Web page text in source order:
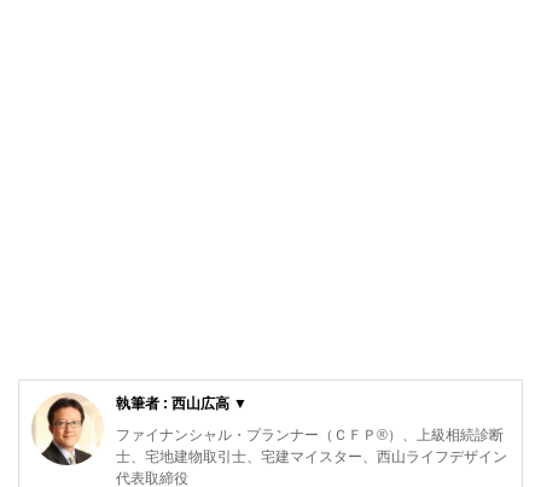
執筆者 : 西山広高 ▼
ファイナンシャル・プランナー（ＣＦＰ®）、上級相続診断
士、宅地建物取引士、宅建マイスター、西山ライフデザイン
代表取締役